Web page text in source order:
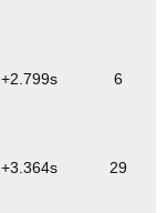
+2.799s 6
+3.364s 29